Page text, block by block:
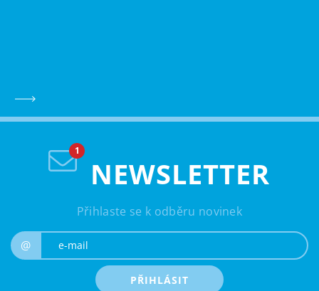
NEWSLETTER
Přihlaste se k odběru novinek
@
PŘIHLÁSIT